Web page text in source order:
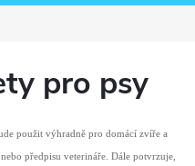
pro psy
použit výhradně pro domácí zvíře a
předpisu veterináře. Dále potvrzuje,